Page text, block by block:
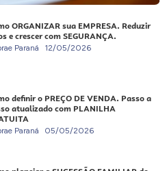
ORGANIZAR sua EMPRESA. Reduzir
e crescer com SEGURANÇA.
Paraná 12/05/2026
definir o PREÇO DE VENDA. Passo a
atualizado com PLANILHA
Paraná 05/05/2026